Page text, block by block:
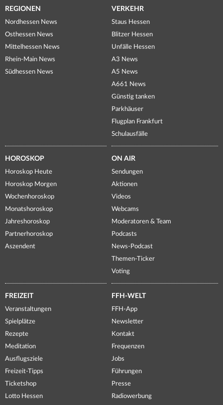
REGIONEN
Nordhessen News
Osthessen News
Mittelhessen News
Rhein-Main News
Südhessen News
VERKEHR
Staus Hessen
Blitzer Hessen
Unfälle Hessen
A3 News
A5 News
A661 News
Günstig tanken
Parkhäuser
Flugplan Frankfurt
Schulausfälle
HOROSKOP
Horoskop Heute
Horoskop Morgen
Wochenhoroskop
Monatshoroskop
Jahreshoroskop
Partnerhoroskop
Aszendent
ON AIR
Sendungen
Aktionen
Videos
Webcams
Moderatoren & Team
Podcasts
News-Podcast
Themen-Ticker
Voting
FREIZEIT
Veranstaltungen
Spielplätze
Rezepte
Meditation
Ausflugsziele
Freizeit-Tipps
Ticketshop
Lotto Hessen
FFH-WELT
FFH-App
Newsletter
Kontakt
Frequenzen
Jobs
Führungen
Presse
Radiowerbung